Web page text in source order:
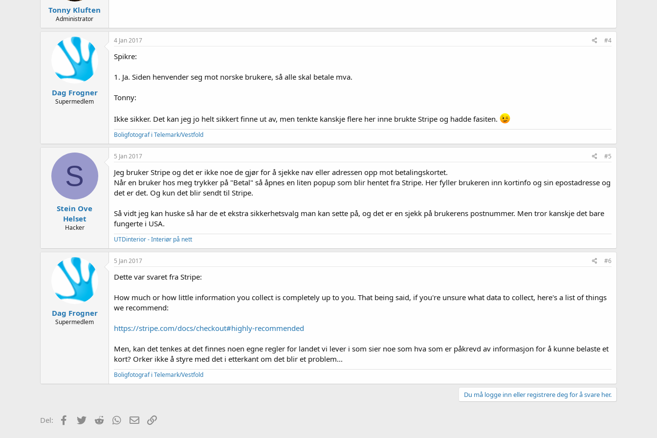
Tonny Kluften
Administrator
Dag Frogner
Supermedlem
4 Jan 2017 #4
Spikre:
1. Ja. Siden henvender seg mot norske brukere, så alle skal betale mva.
Tonny:
Ikke sikker. Det kan jeg jo helt sikkert finne ut av, men tenkte kanskje flere her inne brukte Stripe og hadde fasiten.
Boligfotograf i Telemark/Vestfold
S
Stein Ove
Helset
Hacker
5 Jan 2017 #5
Jeg bruker Stripe og det er ikke noe de gjør for å sjekke nav eller adressen opp mot betalingskortet.
Når en bruker hos meg trykker på "Betal" så åpnes en liten popup som blir hentet fra Stripe. Her fyller brukeren inn kortinfo og sin epostadresse og
det er det. Og kun det blir sendt til Stripe.
Så vidt jeg kan huske så har de et ekstra sikkerhetsvalg man kan sette på, og det er en sjekk på brukerens postnummer. Men tror kanskje det bare
fungerte i USA.
UTDinterior - Interiør på nett
Dag Frogner
Supermedlem
5 Jan 2017 #6
Dette var svaret fra Stripe:
How much or how little information you collect is completely up to you. That being said, if you're unsure what data to collect, here's a list of things
we recommend:
https://stripe.com/docs/checkout#highly-recommended
Men, kan det tenkes at det finnes noen egne regler for landet vi lever i som sier noe som hva som er påkrevd av informasjon for å kunne belaste et
kort? Orker ikke å styre med det i etterkant om det blir et problem...
Boligfotograf i Telemark/Vestfold
Du må logge inn eller registrere deg for å svare her.
Del: Facebook
Twitter Reddit WhatsApp
E-post